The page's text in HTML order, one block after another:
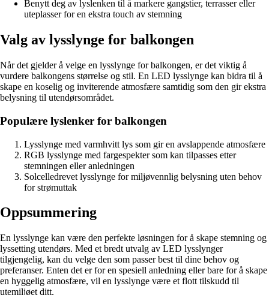
Benytt deg av lyslenken til å markere gangstier, terrasser eller
uteplasser for en ekstra touch av stemning
Valg av lysslynge for balkongen
Når det gjelder å velge en lysslynge for balkongen, er det viktig å
vurdere balkongens størrelse og stil. En LED lysslynge kan bidra til å
skape en koselig og inviterende atmosfære samtidig som den gir ekstra
belysning til utendørsområdet.
Populære lyslenker for balkongen
Lysslynge med varmhvitt lys som gir en avslappende atmosfære
RGB lysslynge med fargespekter som kan tilpasses etter
stemningen eller anledningen
Solcelledrevet lysslynge for miljøvennlig belysning uten behov
for strømuttak
Oppsummering
En lysslynge kan være den perfekte løsningen for å skape stemning og
lyssetting utendørs. Med et bredt utvalg av LED lysslynger
tilgjengelig, kan du velge den som passer best til dine behov og
preferanser. Enten det er for en spesiell anledning eller bare for å skape
en hyggelig atmosfære, vil en lysslynge være et flott tilskudd til
utemiljøet ditt.